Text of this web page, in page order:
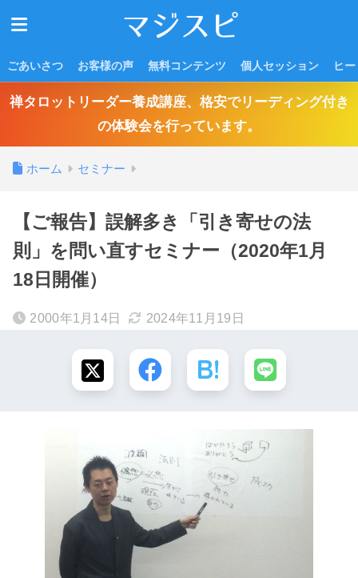
ごあいさつ お客様の声 無料コンテンツ 個人セッション ヒ
禅タロットリーダー養成講座、格安でリーディング付き
の体験会を行っています。
ホーム セミナー
【ご報告】誤解多き「引き寄せの法
則」を問い直すセミナー（2020年1月
18日開催）
2000年1月14日 2024年11月19日